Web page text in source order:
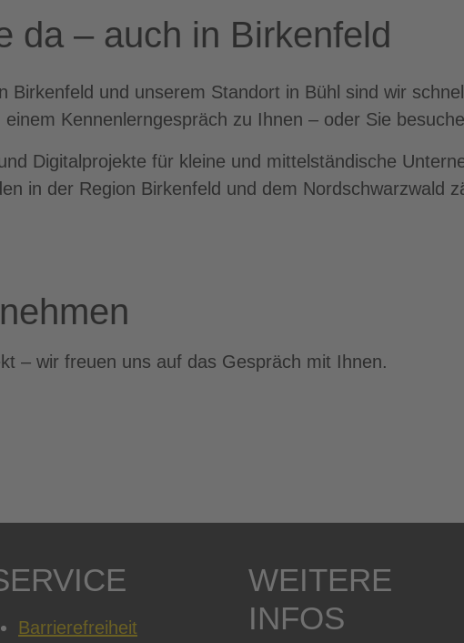
da – auch in Birkenfeld
Birkenfeld und unserem Standort in Bühl sind wir
Kennenlerngespräch zu Ihnen – oder Sie
Digitalprojekte für kleine und mittelständische
in der Region Birkenfeld und dem Nordschwarzwald
– wir freuen uns auf das Gespräch mit Ihnen.
Barrierefreiheit
WEITERE
INFOS